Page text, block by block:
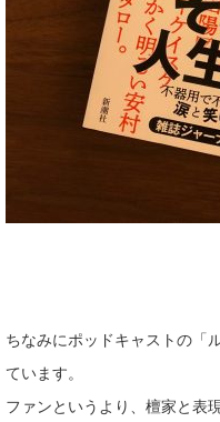
ちなみにポッドキャストの「
ています。
ファンというより、檀家と表